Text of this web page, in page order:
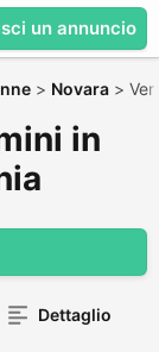
un annuncio
> Novara >
in
Dettaglio